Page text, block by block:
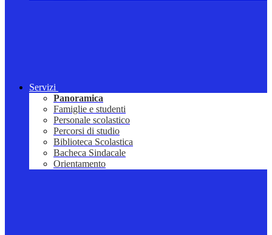
Servizi
Panoramica
Famiglie e studenti
Personale scolastico
Percorsi di studio
Biblioteca Scolastica
Bacheca Sindacale
Orientamento